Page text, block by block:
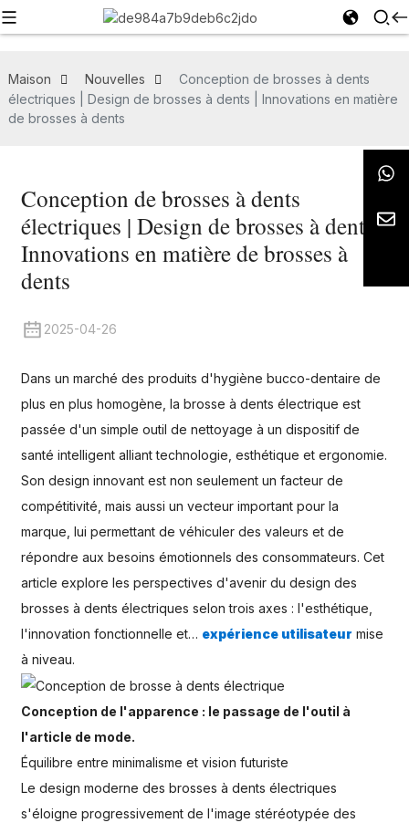
Maison Nouvelles
Conception de brosses à dents
électriques | Design de brosses à dents | Innovations en matière
de brosses à dents
Conception de brosses à dents
électriques | Design de brosses à dents |
Innovations en matière de brosses à
dents
2025-04-26
Dans un marché des produits d'hygiène bucco-dentaire de
plus en plus homogène, la brosse à dents électrique est
passée d'un simple outil de nettoyage à un dispositif de
santé intelligent alliant technologie, esthétique et ergonomie.
Son design innovant est non seulement un facteur de
compétitivité, mais aussi un vecteur important pour la
marque, lui permettant de véhiculer des valeurs et de
répondre aux besoins émotionnels des consommateurs. Cet
article explore les perspectives d'avenir du design des
brosses à dents électriques selon trois axes : l'esthétique,
l'innovation fonctionnelle et… expérience utilisateur mise
à niveau.
Conception de l'apparence : le passage de l'outil à
l'article de mode.
Équilibre entre minimalisme et vision futuriste
Le design moderne des brosses à dents électriques
s'éloigne progressivement de l'image stéréotypée des